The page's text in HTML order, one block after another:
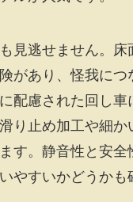
見逃せません。床
があり、怪我につ
配慮された回し車
り止め加工や細か
す。静音性と安全
やすいかどうかも